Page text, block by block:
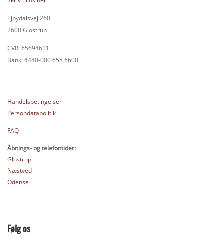
Ejbydalsvej 260
2600 Glostrup
CVR: 65694611
Bank: 4440-000 658 6600
Handelsbetingelser
Persondatapolitik
FAQ
Åbnings- og telefontider:
Glostrup
Næstved
Odense
Følg os